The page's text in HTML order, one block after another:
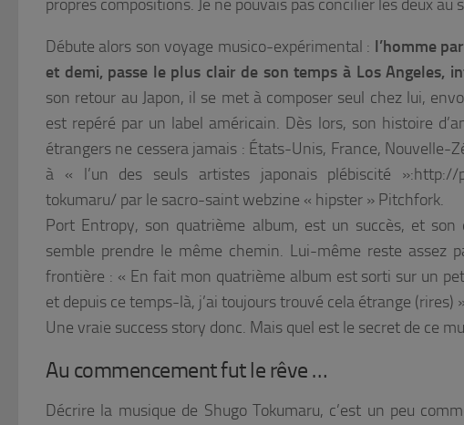
propres compositions. Je ne pouvais pas concilier les deux
Débute alors son voyage musico-expérimental : l’homme
et demi, passe le plus clair de son temps à Los Angeles,
son retour au Japon, il se met à composer seul chez lui,
est repéré par un label américain. Dès lors, son histoire
étrangers ne cessera jamais : États-Unis, France, Nouvelle-
à « l’un des seuls artistes japonais plébiscité »:http://
tokumaru/ par le sacro-saint webzine « hipster » Pitchfork.
Port Entropy, son quatrième album, est un succès, et son
semble prendre le même chemin. Lui-même reste assez
frontière : « En fait mon quatrième album est sorti sur un
et depuis ce temps-là, j’ai toujours trouvé cela étrange (rires)
Une vraie success story donc. Mais quel est le secret de ce
Au commencement fut le rêve …
Décrire la musique de Shugo Tokumaru, c’est un peu